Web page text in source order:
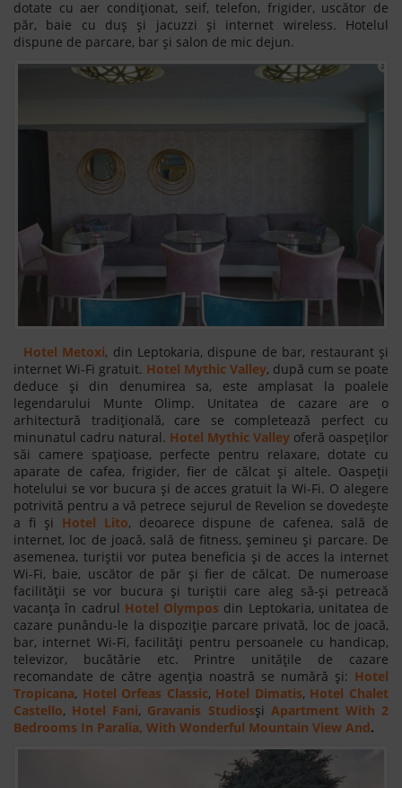
dotate cu aer condiționat, seif, telefon, frigider, uscător de
păr, baie cu duș și jacuzzi și internet wireless. Hotelul
dispune de parcare, bar și salon de mic dejun.
Hotel Metoxi, din Leptokaria, dispune de bar, restaurant și
internet Wi-Fi gratuit. Hotel Mythic Valley, după cum se poate
deduce și din denumirea sa, este amplasat la poalele
legendarului Munte Olimp. Unitatea de cazare are o
arhitectură tradițională, care se completează perfect cu
minunatul cadru natural. Hotel Mythic Valley oferă oaspeților
săi camere spațioase, perfecte pentru relaxare, dotate cu
aparate de cafea, frigider, fier de călcat și altele. Oaspeții
hotelului se vor bucura și de acces gratuit la Wi-Fi. O alegere
potrivită pentru a vă petrece sejurul de Revelion se dovedește
a fi și Hotel Lito, deoarece dispune de cafenea, sală de
internet, loc de joacă, sală de fitness, șemineu și parcare. De
asemenea, turiștii vor putea beneficia și de acces la internet
Wi-Fi, baie, uscător de păr și fier de călcat. De numeroase
facilității se vor bucura și turiștii care aleg să-și petreacă
vacanța în cadrul Hotel Olympos din Leptokaria, unitatea de
cazare punându-le la dispoziție parcare privată, loc de joacă,
bar, internet Wi-Fi, facilități pentru persoanele cu handicap,
televizor, bucătărie etc. Printre unitățile de cazare
recomandate de către agenția noastră se numără și: Hotel
Tropicana, Hotel Orfeas Classic, Hotel Dimatis, Hotel Chalet
Castello, Hotel Fani, Gravanis Studiosși Apartment With 2
Bedrooms In Paralia, With Wonderful Mountain View And.